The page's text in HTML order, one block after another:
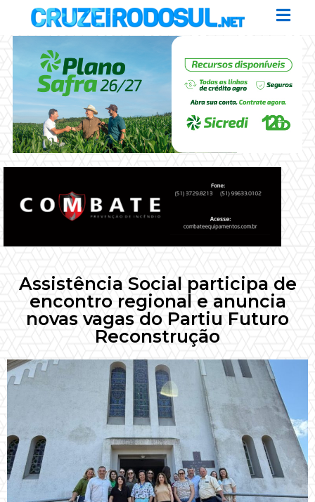
Assistência Social participa de
encontro regional e anuncia
novas vagas do Partiu Futuro
Reconstrução